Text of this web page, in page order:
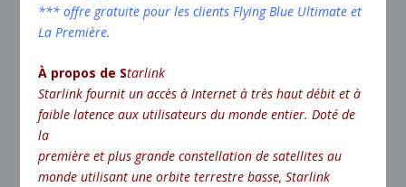
*** offre gratuite pour les clients Flying Blue Ultimate et
La Première.
À propos de Starlink
Starlink fournit un accès à Internet à très haut débit et à
faible latence aux utilisateurs du monde entier. Doté de
la
première et plus grande constellation de satellites au
monde utilisant une orbite terrestre basse, Starlink